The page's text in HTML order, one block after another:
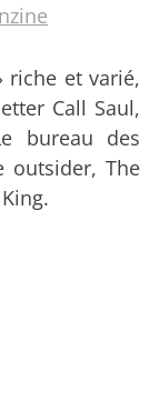
riche et varié,
Call Saul,
bureau des
outsider, The